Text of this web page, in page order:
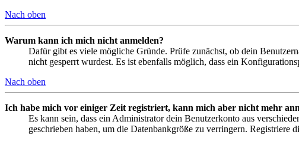
Nach oben
Warum kann ich mich nicht anmelden?
Dafür gibt es viele mögliche Gründe. Prüfe zunächst, ob dein
nicht gesperrt wurdest. Es ist ebenfalls möglich, dass ein
Nach oben
Ich habe mich vor einiger Zeit registriert, kann mich aber nicht mehr
Es kann sein, dass ein Administrator dein Benutzerkonto aus
geschrieben haben, um die Datenbankgröße zu verringern.